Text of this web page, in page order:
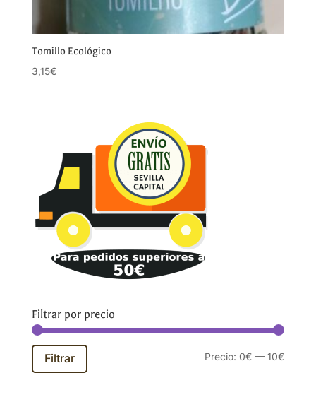
Tomillo Ecológico
3,15€
Filtrar por precio
Precio
Precio
Filtrar Precio: 0€ —10€